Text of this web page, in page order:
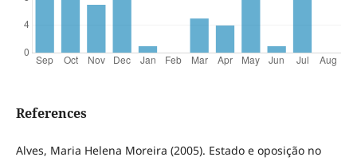
References
Alves, Maria Helena Moreira (2005). Estado e oposição no